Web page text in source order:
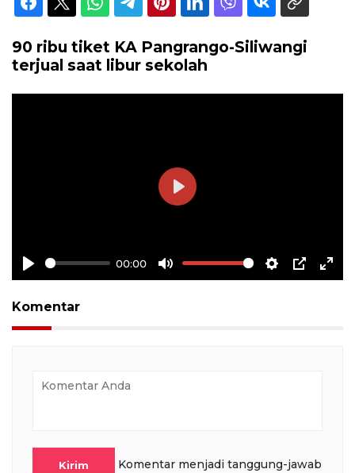
90 ribu tiket KA Pangrango-Siliwangi
terjual saat libur sekolah
Play
00:00
Mute Settings
PIP
Play
Komentar
Kirim
Komentar menjadi tanggung-jawab